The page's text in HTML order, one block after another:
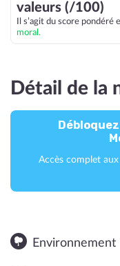
valeurs (/100)
Il s’agit du score pondéré
moral.
Détail de la
Accès complet
Environnement